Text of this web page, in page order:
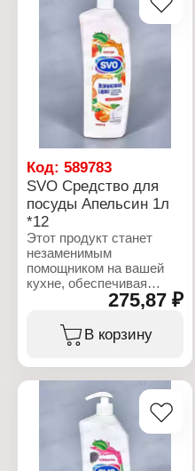
Тип стирки: для
машинной стирки
Тип белья: для цветного
и белого белья
Код: 589783
SVO Средство для
посуды Апельсин 1л
*12
Этот продукт станет
незаменимым
помощником на вашей
кухне, обеспечивая
идеальную чистоту и
свежесть. Специально
разработанная формула
эффективно
посуду чистой и
сияющей. Состав:
15%-30% анионное
активное вещество. 5%
неионогенное активное
вещество, отдушка,
275,87 ₽
В корзину